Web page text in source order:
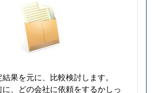
果を元に、比較検討します。
、どの会社に依頼をするかしっ